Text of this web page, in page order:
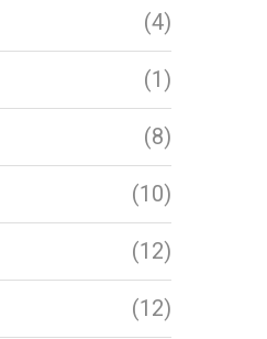
(4)
(1)
(8)
(10)
(12)
(12)